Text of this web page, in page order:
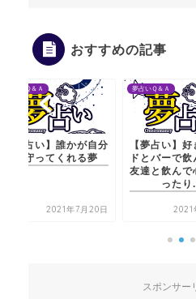
おすすめの記事
夢占いＱ＆Ａ
【夢占い】好きなバン
ドとバーで飲んだり、
友達と飲んで心地良か
2021年7月21日
夢占いＱ＆Ａ
【夢占
スポンサー